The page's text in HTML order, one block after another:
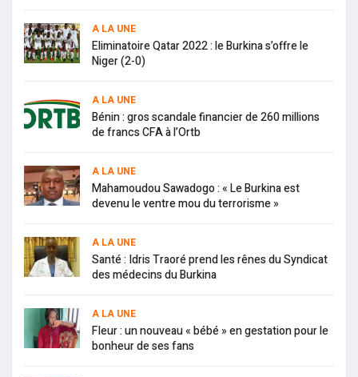
A LA UNE
Eliminatoire Qatar 2022 : le Burkina s’offre le
Niger (2-0)
A LA UNE
Bénin : gros scandale financier de 260 millions
de francs CFA à l’Ortb
A LA UNE
Mahamoudou Sawadogo : « Le Burkina est
devenu le ventre mou du terrorisme »
A LA UNE
Santé : Idris Traoré prend les rênes du Syndicat
des médecins du Burkina
A LA UNE
Fleur : un nouveau « bébé » en gestation pour le
bonheur de ses fans